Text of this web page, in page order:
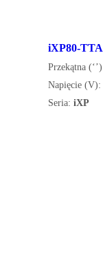
iXP80-
Przekątna
Napięcie (V):
Seria: iXP